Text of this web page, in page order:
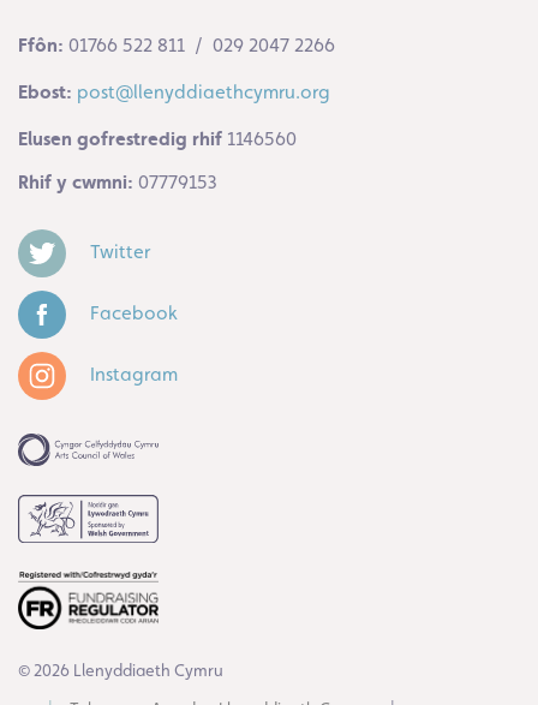
Ffôn: 01766 522 811 / 029 2047 2266
Ebost: post@llenyddiaethcymru.org
Elusen gofrestredig rhif 1146560
Rhif y cwmni: 07779153
Twitter
Facebook
Instagram
© 2026 Llenyddiaeth Cymru